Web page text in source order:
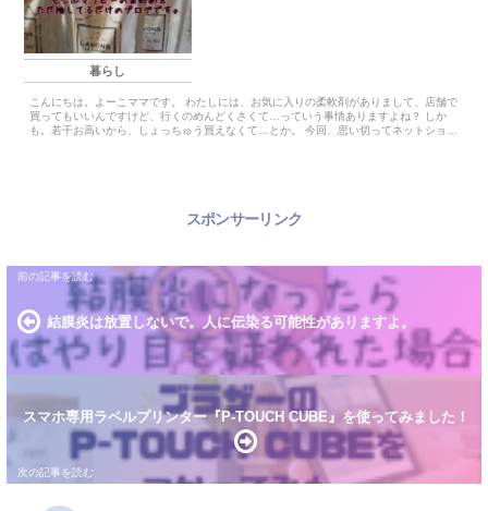
暮らし
こんにちは。よーこママです。 わたしには、お気に入りの柔軟剤がありまして、店舗で
買ってもいいんですけど、行くのめんどくさくて…っていう事情ありますよね？ しか
も。若干お高いから、しょっちゅう買えなくて…とか。 今回、思い切ってネットショッ
スポンサーリンク
結膜炎は放置しないで。人に伝染る可能性がありますよ。
スマホ専用ラベルプリンター『P-TOUCH CUBE』を使ってみました！